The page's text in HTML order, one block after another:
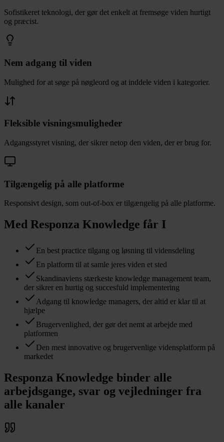
Sofistikeret teknologi, der gør det enkelt at fremsøge viden hurtigt
og præcist.
Nem adgang til viden
Mulighed for at søge på nøgleord og at inddele viden i kategorier.
Fleksible visningsmuligheder
Adgangsstyret visning, der sikrer netop den viden, der er brug for.
Tilgængelig på alle platforme
Responsivt design, som out-of-box er tilgængelig på alle platforme.
Med Responza Knowledge får I
En best practice tilgang og løsning til vidensdeling
En platform til at samle jeres viden et sted
Skandinaviens stærkeste knowledge management team,
der sikrer en hurtig og succesfuld implementering
Adgang til knowledge managers, der altid er klar til at
hjælpe
Brugervenlighed, der gør det nemt at arbejde med
platformen
Den mest innovative og brugervenlige vidensplatform på
markedet
Responza Knowledge binder alle
arbejdsgange, svar og vejledninger fra
alle kanaler